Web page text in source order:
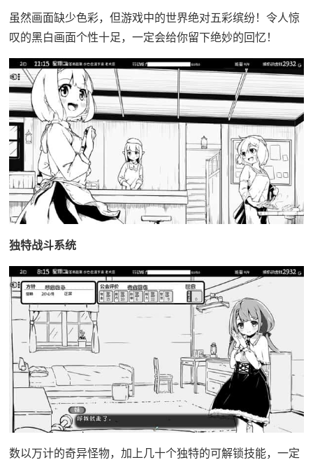
虽然画面缺少色彩，但游戏中的世界绝对五彩缤纷！令人惊
叹的黑白画面个性十足，一定会给你留下绝妙的回忆！
独特战斗系统
数以万计的奇异怪物，加上几十个独特的可解锁技能，一定